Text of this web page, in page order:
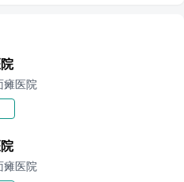
瘫医院
瘫医院